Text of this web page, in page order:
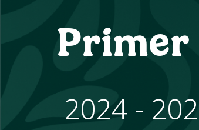
Primer
2024 -